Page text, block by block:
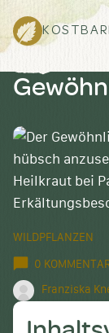
WILDPFLANZEN
0
Franziska